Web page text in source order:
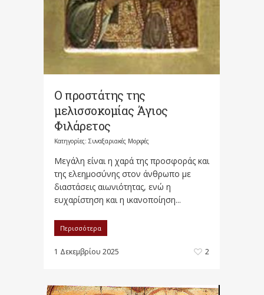
Ο προστάτης της
μελισσοκομίας Άγιος
Φιλάρετος
Κατηγορίες: Συναξαριακές Μορφές
Μεγάλη είναι η χαρά της προσφοράς και
της ελεημοσύνης στον άνθρωπο με
διαστάσεις αιωνιότητας, ενώ η
ευχαρίστηση και η ικανοποίηση...
Περισσότερα
1 Δεκεμβρίου 2025 2